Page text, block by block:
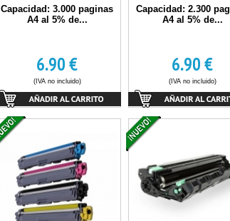
Capacidad: 3.000 paginas
A4 al 5% de...
6.90€
(IVA no incluido)
Capacidad: 2.300
A4 al 5% de...
6.90€
(IVA no incluido)